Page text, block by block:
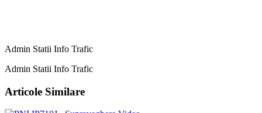
Admin Statii Info Trafic
Admin Statii Info Trafic
Articole Similare